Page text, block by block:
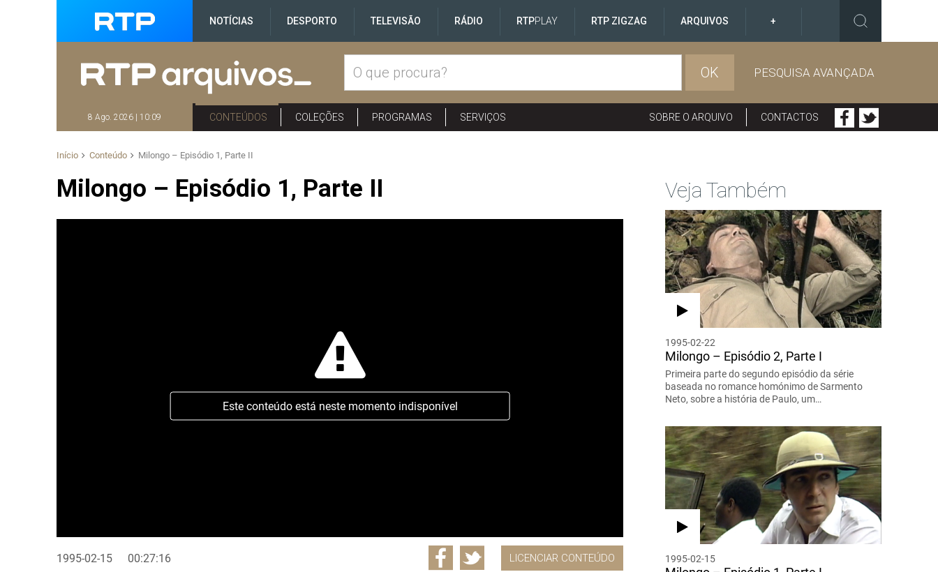
NOTÍCIAS DESPORTO TELEVISÃO RÁDIO RTPPLAY RTP ZIGZAG ARQUIVOS +
OK PESQUISA AVANÇADA
8 Ago. 2026 | 10:09 CONTEÚDOS COLEÇÕES PROGRAMAS SERVIÇOS SOBRE O ARQUIVO CONTACTOS
Início Conteúdo Milongo – Episódio 1, Parte II
Milongo – Episódio 1, Parte II
Este conteúdo está neste momento indisponível
1995-02-15 00:27:16 LICENCIAR CONTEÚDO
Veja Também
1995-02-22
Milongo – Episódio 2, Parte I
Primeira parte do segundo episódio da série
baseada no romance homónimo de Sarmento
Neto, sobre a história de Paulo, um…
1995-02-15